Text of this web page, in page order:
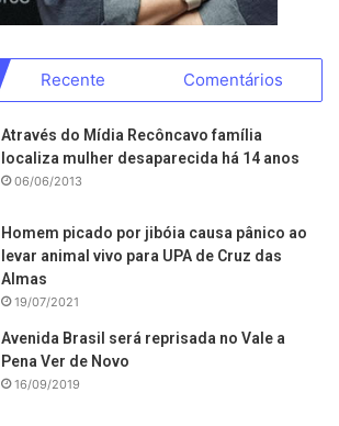
Recente Comentários
Através do Mídia Recôncavo família
localiza mulher desaparecida há 14 anos
06/06/2013
Homem picado por jibóia causa pânico ao
levar animal vivo para UPA de Cruz das
Almas
19/07/2021
Avenida Brasil será reprisada no Vale a
Pena Ver de Novo
16/09/2019